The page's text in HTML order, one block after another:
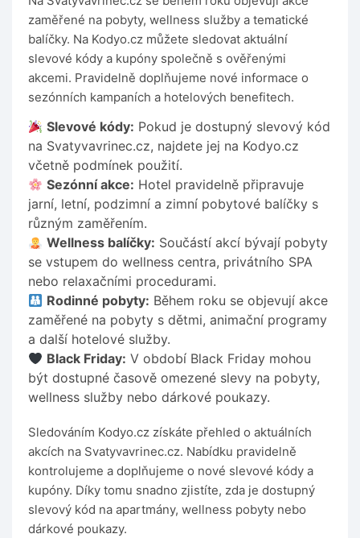
zaměřené na pobyty, wellness služby a tematické
balíčky. Na Kodyo.cz můžete sledovat aktuální
slevové kódy a kupóny společně s ověřenými
akcemi. Pravidelně doplňujeme nové informace o
sezónních kampaních a hotelových benefitech.
Slevové kódy: Pokud je dostupný slevový kód
na Svatyvavrinec.cz, najdete jej na Kodyo.cz
včetně podmínek použití.
Sezónní akce: Hotel pravidelně připravuje
jarní, letní, podzimní a zimní pobytové balíčky s
různým zaměřením.
Wellness balíčky: Součástí akcí bývají pobyty
se vstupem do wellness centra, privátního SPA
nebo relaxačními procedurami.
Rodinné pobyty: Během roku se objevují akce
zaměřené na pobyty s dětmi, animační programy
a další hotelové služby.
Black Friday: V období Black Friday mohou
být dostupné časově omezené slevy na pobyty,
wellness služby nebo dárkové poukazy.
Sledováním Kodyo.cz získáte přehled o aktuálních
akcích na Svatyvavrinec.cz. Nabídku pravidelně
kontrolujeme a doplňujeme o nové slevové kódy a
kupóny. Díky tomu snadno zjistíte, zda je dostupný
slevový kód na apartmány, wellness pobyty nebo
dárkové poukazy.